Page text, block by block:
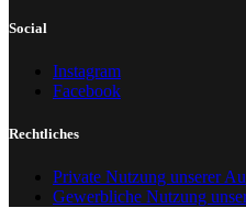
Social
Instagram
Facebook
Rechtliches
Private Nutzung unserer
Gewerbliche Nutzung